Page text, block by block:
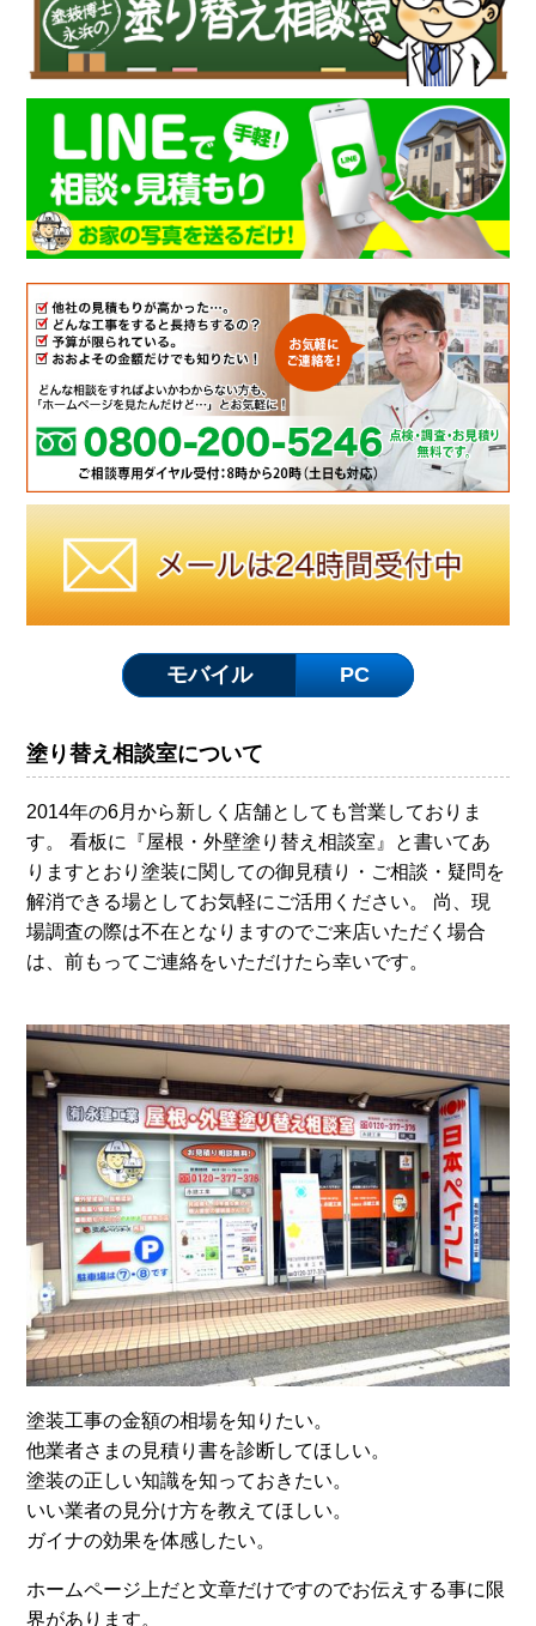
モバイル PC
塗り替え相談室について
2014年の6月から新しく店舗としても営業しておりま
す。 看板に『屋根・外壁塗り替え相談室』と書いてあ
りますとおり塗装に関しての御見積り・ご相談・疑問を
解消できる場としてお気軽にご活用ください。 尚、現
場調査の際は不在となりますのでご来店いただく場合
は、前もってご連絡をいただけたら幸いです。
塗装工事の金額の相場を知りたい。
他業者さまの見積り書を診断してほしい。
塗装の正しい知識を知っておきたい。
いい業者の見分け方を教えてほしい。
ガイナの効果を体感したい。
ホームページ上だと文章だけですのでお伝えする事に限
界があります。